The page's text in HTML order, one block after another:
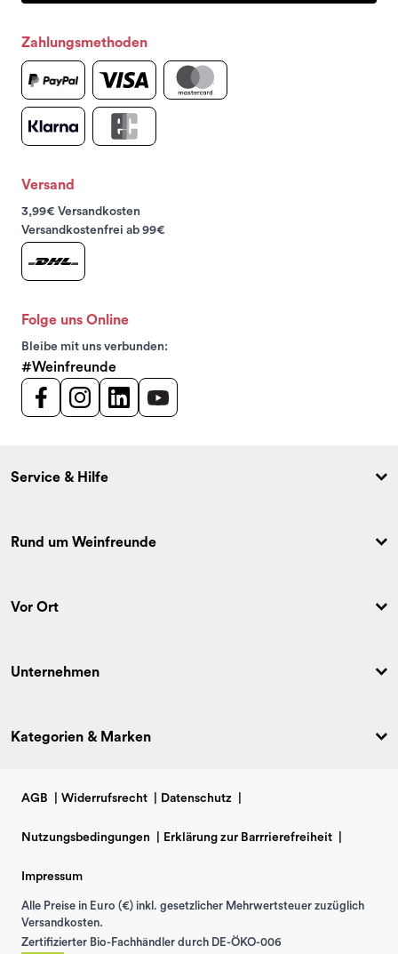
Zahlungsmethoden
Versand
3,99€ Versandkosten
Versandkostenfrei ab 99€
Folge uns Online
Bleibe mit uns verbunden:
#Weinfreunde
Service & Hilfe
Rund um Weinfreunde
Vor Ort
Unternehmen
Kategorien & Marken
AGB Widerrufsrecht Datenschutz
Nutzungsbedingungen Erklärung zur Barrrierefreiheit
Impressum
Alle Preise in Euro (€) inkl. gesetzlicher Mehrwertsteuer zuzüglich
Versandkosten.
Zertifizierter Bio-Fachhändler durch DE-ÖKO-006